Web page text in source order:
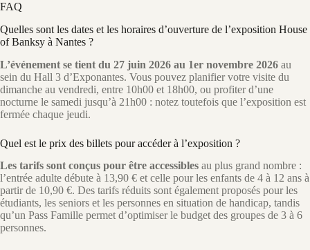
FAQ
Quelles sont les dates et les horaires d’ouverture de l’exposition House
of Banksy à Nantes ?
L’événement se tient du 27 juin 2026 au 1er novembre 2026 au
sein du Hall 3 d’Exponantes. Vous pouvez planifier votre visite du
dimanche au vendredi, entre 10h00 et 18h00, ou profiter d’une
nocturne le samedi jusqu’à 21h00 : notez toutefois que l’exposition est
fermée chaque jeudi.
Quel est le prix des billets pour accéder à l’exposition ?
Les tarifs sont conçus pour être accessibles au plus grand nombre :
l’entrée adulte débute à 13,90 € et celle pour les enfants de 4 à 12 ans à
partir de 10,90 €. Des tarifs réduits sont également proposés pour les
étudiants, les seniors et les personnes en situation de handicap, tandis
qu’un Pass Famille permet d’optimiser le budget des groupes de 3 à 6
personnes.